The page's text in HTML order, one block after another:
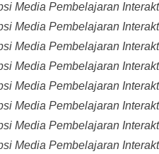
Media Pembelajaran
Media Pembelajaran
Media Pembelajaran
Media Pembelajaran
Media Pembelajaran
Media Pembelajaran
Media Pembelajaran
Media Pembelajaran